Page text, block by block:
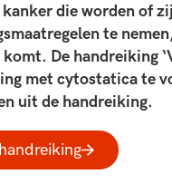
kanker die worden of
te
De handreiking
met cytostatica te
uit de handreiking.